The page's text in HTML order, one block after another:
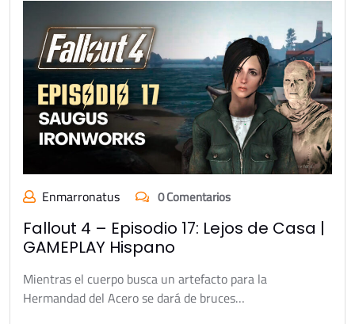
Enmarronatus 0 Comentarios
Fallout 4 – Episodio 17: Lejos de Casa |
GAMEPLAY Hispano
Mientras el cuerpo busca un artefacto para la
Hermandad del Acero se dará de bruces…